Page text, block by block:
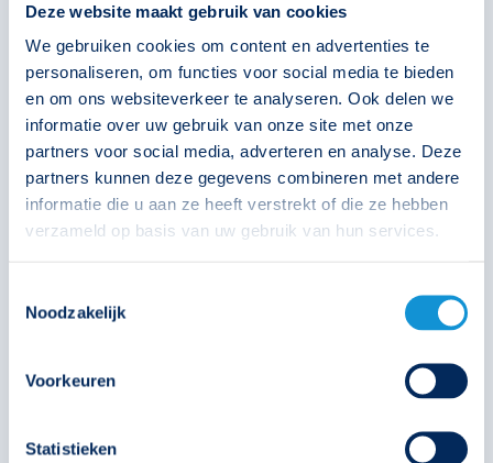
Deze website maakt gebruik van cookies
We gebruiken cookies om content en advertenties te
personaliseren, om functies voor social media te bieden
en om ons websiteverkeer te analyseren. Ook delen we
informatie over uw gebruik van onze site met onze
partners voor social media, adverteren en analyse. Deze
partners kunnen deze gegevens combineren met andere
informatie die u aan ze heeft verstrekt of die ze hebben
verzameld op basis van uw gebruik van hun services.
Noodzakelijk
Voorkeuren
Statistieken
Picto Explosionproof beneden 7.0